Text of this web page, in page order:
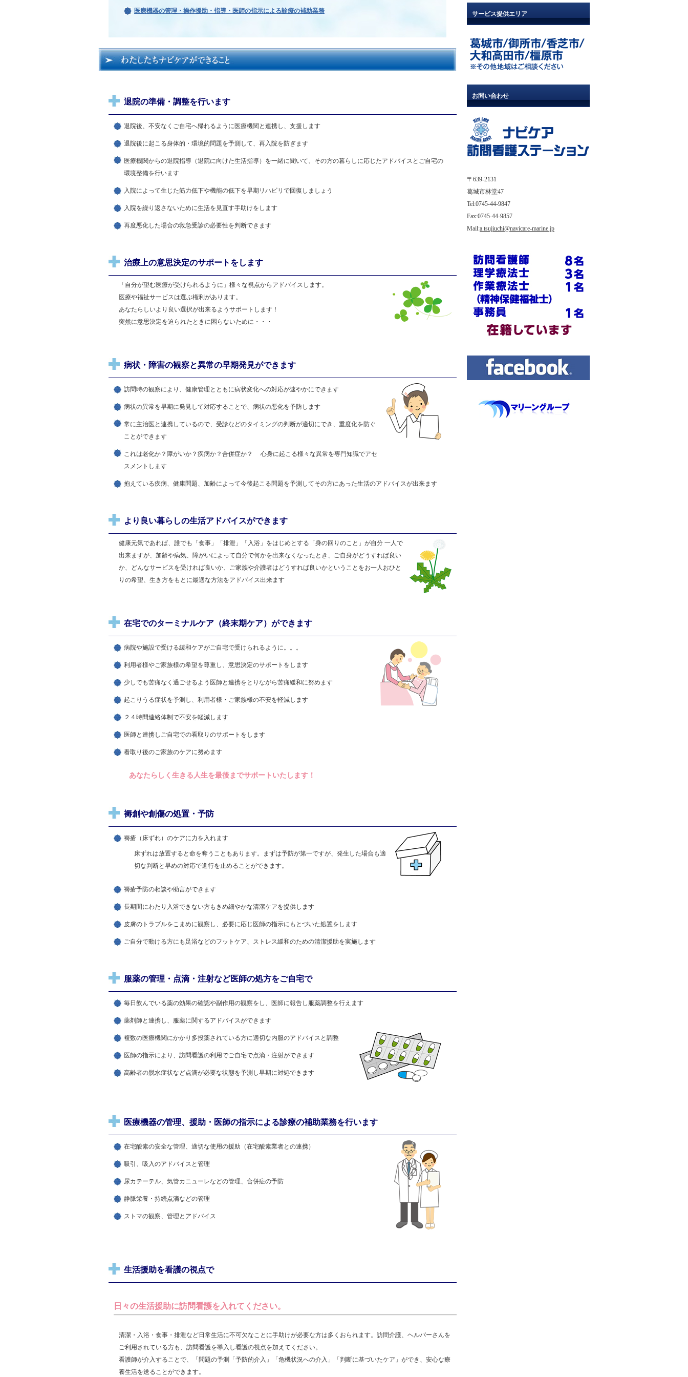
医療機器の管理・操作援助・指導・医師の指示による診療の補助業務
退院の準備・調整を行います
退院後、不安なくご自宅へ帰れるように医療機関と連携し、支援します
退院後に起こる身体的・環境的問題を予測して、再入院を防ぎます
医療機関からの退院指導（退院に向けた生活指導）を一緒に聞いて、その方の暮らしに応じたアドバイスとご自宅の
環境整備を行います
入院によって生じた筋力低下や機能の低下を早期リハビリで回復しましょう
入院を繰り返さないために生活を見直す手助けをします
再度悪化した場合の救急受診の必要性を判断できます
治療上の意思決定のサポートをします
「自分が望む医療が受けられるように」様々な視点からアドバイスします。
医療や福祉サービスは選ぶ権利があります。
あなたらしいより良い選択が出来るようサポートします！
突然に意思決定を迫られたときに困らないために・・・
病状・障害の観察と異常の早期発見ができます
訪問時の観察により、健康管理とともに病状変化への対応が速やかにできます
病状の異常を早期に発見して対応することで、病状の悪化を予防します
常に主治医と連携しているので、受診などのタイミングの判断が適切にでき、重度化を防ぐ
ことができます
これは老化か？障がいか？疾病か？合併症か？ 心身に起こる様々な異常を専門知識でアセ
スメントします
抱えている疾病、健康問題、加齢によって今後起こる問題を予測してその方にあった生活のアドバイスが出来ます
より良い暮らしの生活アドバイスができます
健康元気であれば、誰でも「食事」「排泄」「入浴」をはじめとする「身の回りのこと」が自分 一人で
出来ますが、加齢や病気、障がいによって自分で何かを出来なくなったとき、ご自身がどうすれば良い
か、どんなサービスを受ければ良いか、ご家族や介護者はどうすれば良いかということをお一人おひと
りの希望、生き方をもとに最適な方法をアドバイス出来ます
在宅でのターミナルケア（終末期ケア）ができます
病院や施設で受ける緩和ケアがご自宅で受けられるように。。。
利用者様やご家族様の希望を尊重し、意思決定のサポートをします
少しでも苦痛なく過ごせるよう医師と連携をとりながら苦痛緩和に努めます
起こりうる症状を予測し、利用者様・ご家族様の不安を軽減します
２４時間連絡体制で不安を軽減します
医師と連携しご自宅での看取りのサポートをします
看取り後のご家族のケアに努めます
あなたらしく生きる人生を最後までサポートいたします！
褥創や創傷の処置・予防
褥瘡（床ずれ）のケアに力を入れます
床ずれは放置すると命を奪うこともあります。まずは予防が第一ですが、発生した場合も適
切な判断と早めの対応で進行を止めることができます。
褥瘡予防の相談や助言ができます
長期間にわたり入浴できない方もきめ細やかな清潔ケアを提供します
皮膚のトラブルをこまめに観察し、必要に応じ医師の指示にもとづいた処置をします
ご自分で動ける方にも足浴などのフットケア、ストレス緩和のための清潔援助を実施します
服薬の管理・点滴・注射など医師の処方をご自宅で
毎日飲んでいる薬の効果の確認や副作用の観察をし、医師に報告し服薬調整を行えます
薬剤師と連携し、服薬に関するアドバイスができます
複数の医療機関にかかり多投薬されている方に適切な内服のアドバイスと調整
医師の指示により、訪問看護の利用でご自宅で点滴・注射ができます
高齢者の脱水症状など点滴が必要な状態を予測し早期に対処できます
医療機器の管理、援助・医師の指示による診療の補助業務を行います
在宅酸素の安全な管理、適切な使用の援助（在宅酸素業者との連携）
吸引、吸入のアドバイスと管理
尿カテーテル、気管カニューレなどの管理、合併症の予防
静脈栄養・持続点滴などの管理
ストマの観察、管理とアドバイス
生活援助を看護の視点で
日々の生活援助に訪問看護を入れてください。
清潔・入浴・食事・排泄など日常生活に不可欠なことに手助けが必要な方は多くおられます。訪問介護、ヘルパーさんを
ご利用されている方も、訪問看護を導入し看護の視点を加えてください。
看護師が介入することで、「問題の予測「予防的介入」「危機状況への介入」「判断に基づいたケア」ができ、安心な療
養生活を送ることができます。
サービス提供エリア
お問い合わせ
〒639-2131
葛城市林堂47
Tel:0745-44-9847
Fax:0745-44-9857
Mail:a.tsujiuchi@navicare-marine.jp